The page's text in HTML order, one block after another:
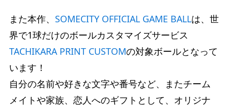
また本作、 SOMECITY OFFICIAL GAME BALLは、世
界で1球だけのボールカスタマイズサービス
TACHIKARA PRINT CUSTOMの対象ボールとなって
います！
自分の名前や好きな文字や番号など、またチーム
メイトや家族、恋人へのギフトとして、オリジナ